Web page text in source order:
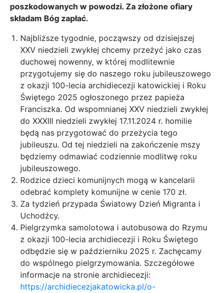
poszkodowanych w powodzi. Za złożone ofiary
składam Bóg zapłać.
Najbliższe tygodnie, począwszy od dzisiejszej
XXV niedzieli zwykłej chcemy przeżyć jako czas
duchowej nowenny, w której modlitewnie
przygotujemy się do naszego roku jubileuszowego
z okazji 100-lecia archidiecezji katowickiej i Roku
Świętego 2025 ogłoszonego przez papieża
Franciszka. Od wspomnianej XXV niedzieli zwykłej
do XXXIII niedzieli zwykłej 17.11.2024 r. homilie
będą nas przygotować do przeżycia tego
jubileuszu. Od tej niedzieli na zakończenie mszy
będziemy odmawiać codziennie modlitwę roku
jubileuszowego.
Rodzice dzieci komunijnych mogą w kancelarii
odebrać komplety komunijne w cenie 170 zł.
Za tydzień przypada Światowy Dzień Migranta i
Uchodźcy.
Pielgrzymka samolotowa i autobusowa do Rzymu
z okazji 100-lecia archidiecezji i Roku Świętego
odbędzie się w październiku 2025 r. Zachęcamy
do wspólnego pielgrzymowania. Szczegółowe
informacje na stronie archidiecezji:
https://archidiecezjakatowicka.pl/o-